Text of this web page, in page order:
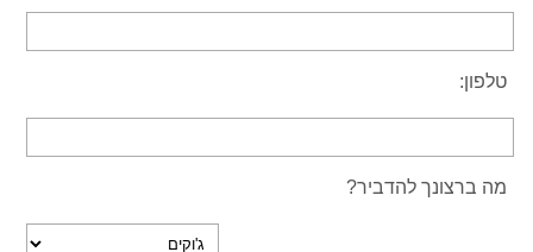
טלפון:
מה ברצונך להדביר?